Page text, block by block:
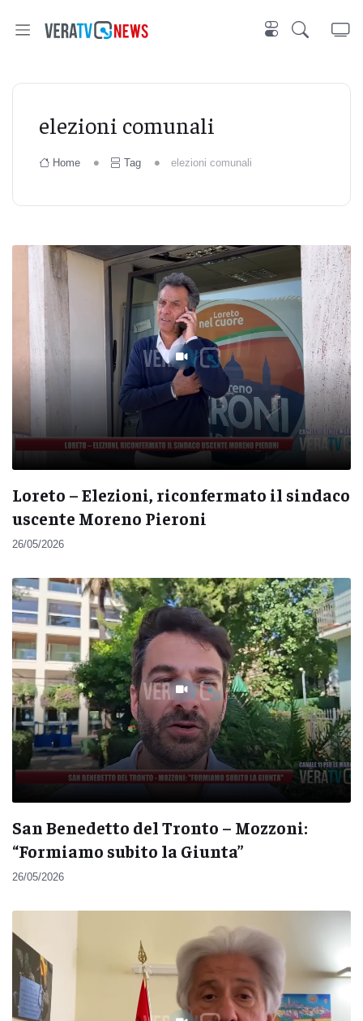
elezioni comunali
Home Tag elezioni comunali
Loreto – Elezioni, riconfermato il sindaco
uscente Moreno Pieroni
26/05/2026
San Benedetto del Tronto – Mozzoni:
“Formiamo subito la Giunta”
26/05/2026